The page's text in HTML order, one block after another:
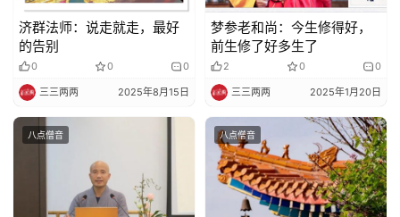
济群法师：说走就走，最好
的告别
0 0 0
三三两两 2025年8月15日
梦参老和尚：今生修得好，
前生修了好多生了
2 0 0
三三两两 2025年1月20日
八点僧音 八点僧音